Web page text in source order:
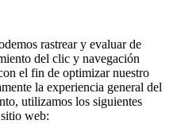
rastrear y evaluar de
del clic y navegación
el fin de optimizar nuestro
la experiencia general del
utilizamos los siguientes
web: